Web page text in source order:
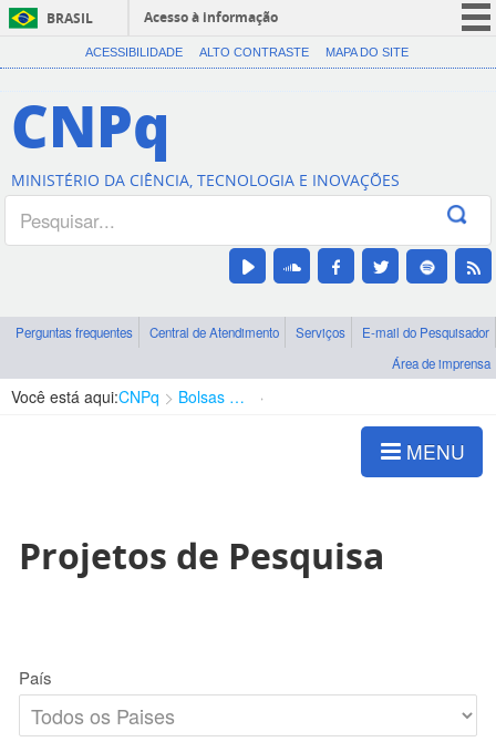
BRASIL
Acesso à informação
CORONAVÍRUS (COVID-19)
Canais
ACESSIBILIDADE ALTO CONTRASTE MAPA DO SITE
CNPq
MINISTÉRIO DA CIÊNCIA, TECNOLOGIA E INOVAÇÕES
Perguntas frequentes Central de Atendimento Serviços
E-mail do Pesquisador
Área de imprensa
Você está aqui:CNPq Bolsas e Auxílios Vigentes
MENU
Projetos de Pesquisa
País